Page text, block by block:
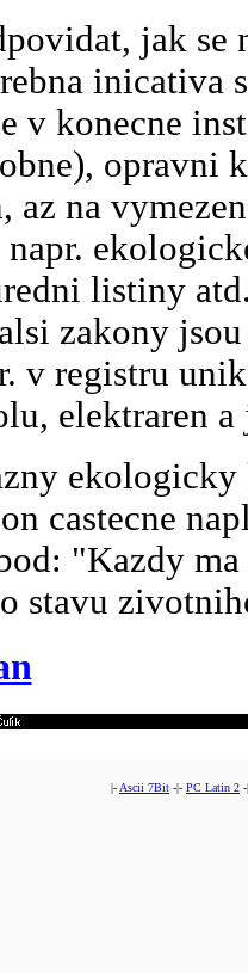
jak
inicativa
v konecne
opravni
az na
listiny
zakony
v registru
elektraren
castecne
"Kazdy
stavu
|- Ascii 7Bit -|- PC Latin 2